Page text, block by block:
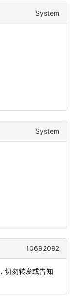
System
System
10692092
切勿转发或告知